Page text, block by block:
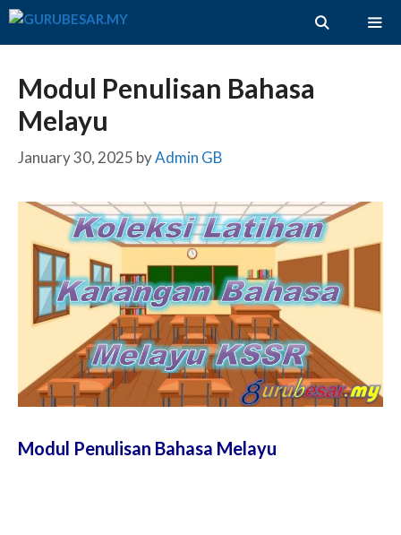
Skip
Modul Penulisan Bahasa
Melayu
January 30, 2025 byAdmin GB
Modul Penulisan Bahasa Melayu